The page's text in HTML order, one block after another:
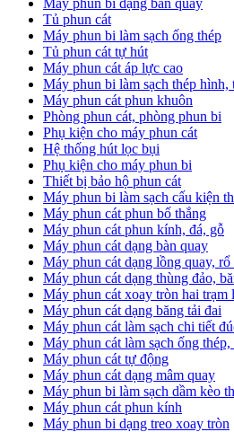
Tủ phun cát
Máy phun bi làm sạch ống thép
Tủ phun cát tự hút
Máy phun cát áp lực cao
Máy phun bi làm sạch thép hình,
Máy phun cát phun khuôn
Phòng phun cát, phòng phun bi
Phụ kiện cho máy phun cát
Hệ thống hút lọc bụi
Phụ kiện cho máy phun bi
Thiết bị bảo hộ phun cát
Máy phun bi làm sạch cấu kiện
Máy phun cát phun bố thắng
Máy phun cát phun kính, đá, gỗ
Máy phun cát dạng bàn quay
Máy phun cát dạng lồng quay,
Máy phun cát dạng thùng đảo,
Máy phun cát xoay tròn hai trạm
Máy phun cát dạng băng tải đai
​Máy phun cát làm sạch chi tiết
Máy phun cát làm sạch ống thép,
Máy phun cát tự động
​Máy phun cát dạng mâm quay
Máy phun bi làm sạch dầm kèo
Máy phun cát phun kính
Máy phun bi dạng treo xoay tròn